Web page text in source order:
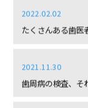
2022.02.02
たくさんある歯
2021.11.30
歯周病の検査、